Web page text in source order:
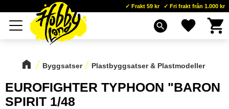
Meny
Frakt 59 kr Fri frakt från 1.000 kr
search Favoriter
Byggsatser Plastbyggsatser & Plastmodeller
EUROFIGHTER TYPHOON "BARON
SPIRIT 1/48